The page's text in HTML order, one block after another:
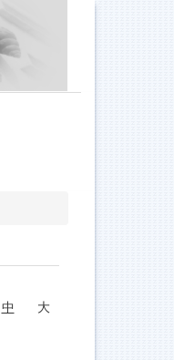
中 大